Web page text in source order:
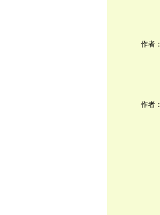
作者：
作者：